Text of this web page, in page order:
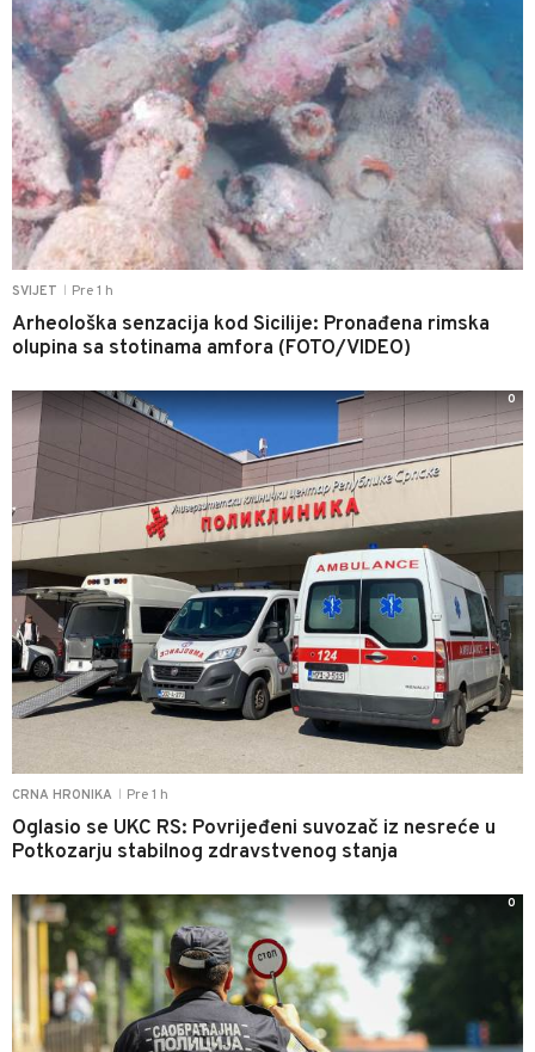
SVIJET Pre 1 h
Arheološka senzacija kod Sicilije: Pronađena rimska
olupina sa stotinama amfora (FOTO/VIDEO)
CRNA HRONIKA Pre 1 h
Oglasio se UKC RS: Povrijeđeni suvozač iz nesreće u
Potkozarju stabilnog zdravstvenog stanja
0
0